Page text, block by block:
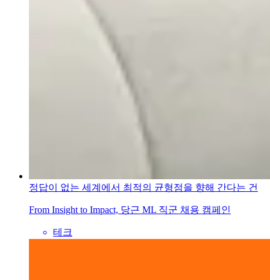
정답이 없는 세계에서 최적의 균형점을 향해 간다는 건
From Insight to Impact, 당근 ML 직군 채용 캠페인
테크